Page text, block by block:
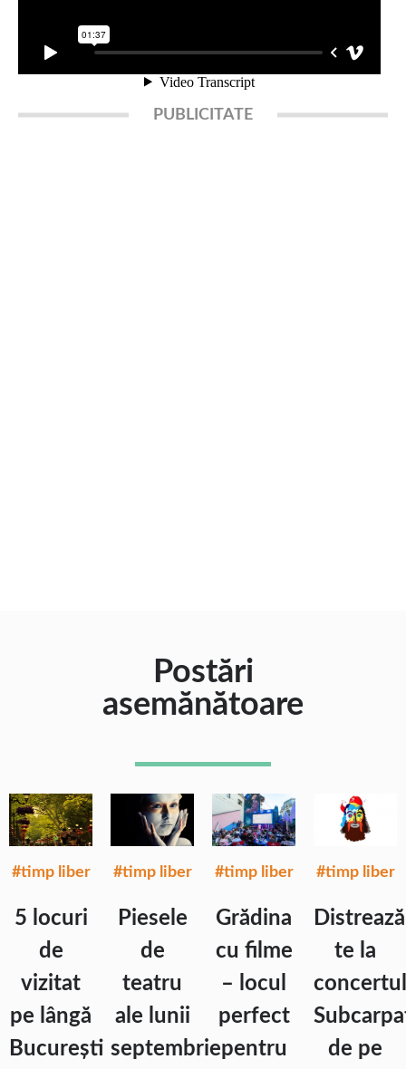
PUBLICITATE
Postări
asemănătoare
#timp liber
5 locuri
de
vizitat
pe lângă
București
#timp liber
Piesele
de
teatru
ale lunii
septembrie
#timp liber
Grădina
cu filme
– locul
perfect
pentru
#timp liber
te la
concertul
de pe